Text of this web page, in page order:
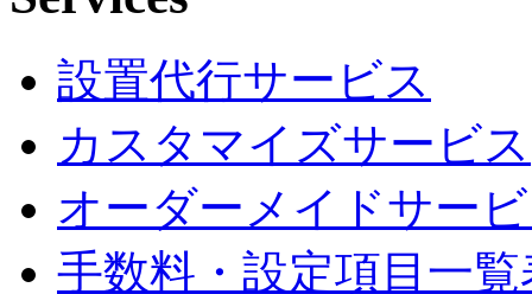
設置代行サービス
カスタマイズサービス
オーダーメイドサー
手数料・設定項目一覧